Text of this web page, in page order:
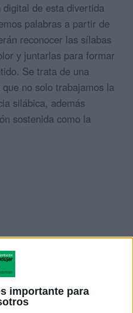
importante para
digital de esta divertida
palabras a partir de
reconocer las sílabas
y juntarlas para formar
Se trata de una
no solo trabajamos la
silábica, además
sostenida como la